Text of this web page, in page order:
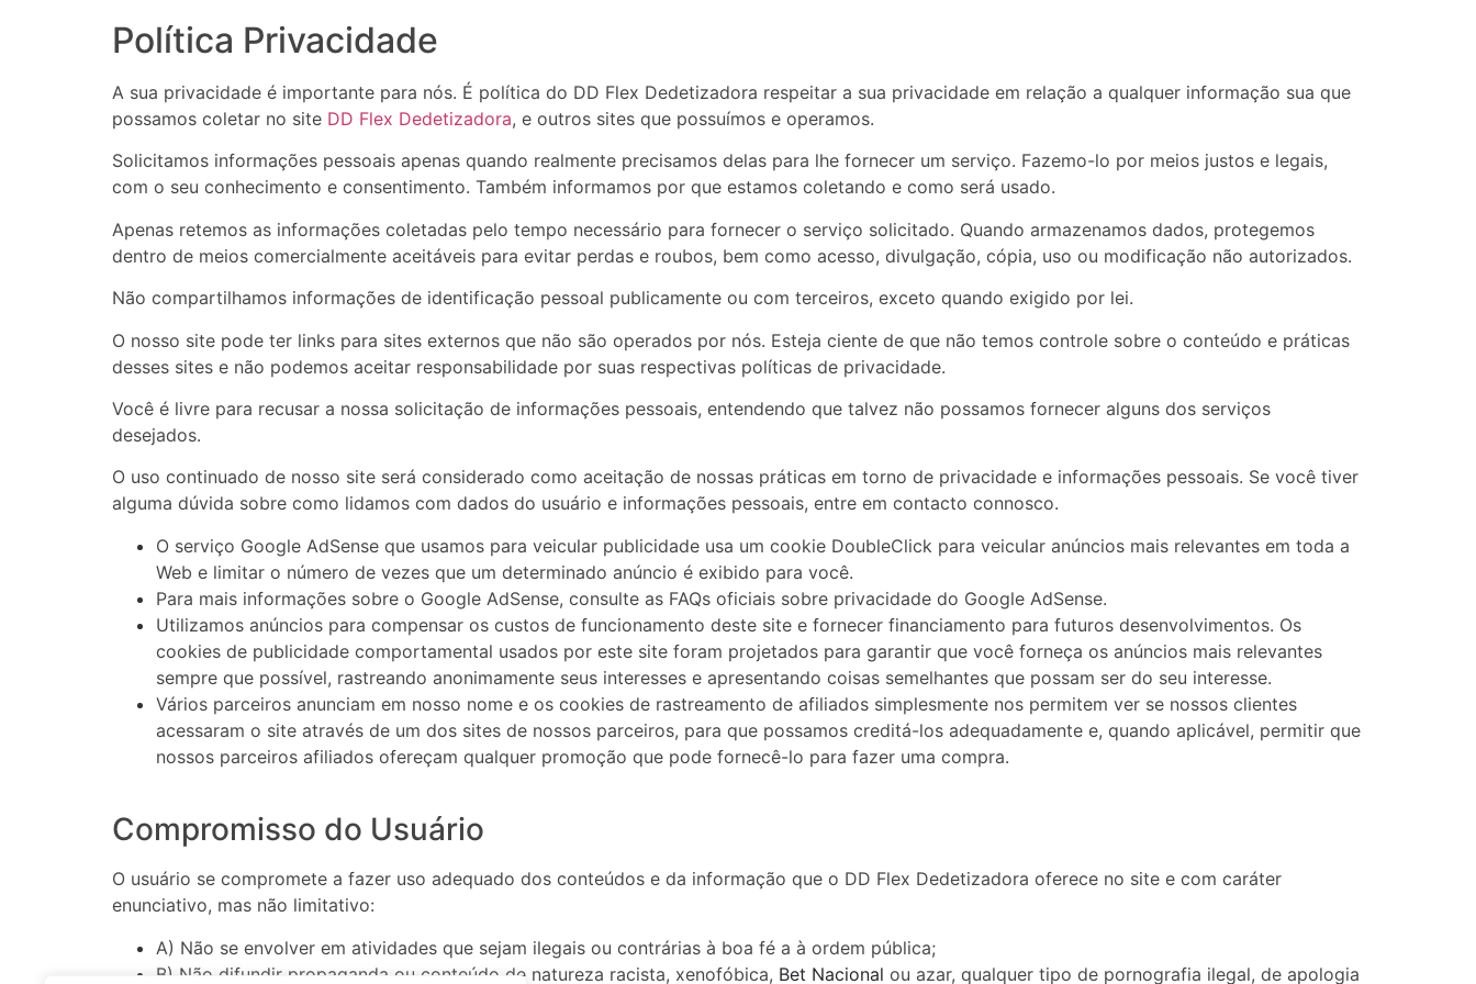
Política Privacidade
A sua privacidade é importante para nós. É política do DD Flex Dedetizadora respeitar a sua privacidade em relação a qualquer informação sua que
possamos coletar no site DD Flex Dedetizadora, e outros sites que possuímos e operamos.
Solicitamos informações pessoais apenas quando realmente precisamos delas para lhe fornecer um serviço. Fazemo-lo por meios justos e legais,
com o seu conhecimento e consentimento. Também informamos por que estamos coletando e como será usado.
Apenas retemos as informações coletadas pelo tempo necessário para fornecer o serviço solicitado. Quando armazenamos dados, protegemos
dentro de meios comercialmente aceitáveis ​​para evitar perdas e roubos, bem como acesso, divulgação, cópia, uso ou modificação não autorizados.
Não compartilhamos informações de identificação pessoal publicamente ou com terceiros, exceto quando exigido por lei.
O nosso site pode ter links para sites externos que não são operados por nós. Esteja ciente de que não temos controle sobre o conteúdo e práticas
desses sites e não podemos aceitar responsabilidade por suas respectivas políticas de privacidade.
Você é livre para recusar a nossa solicitação de informações pessoais, entendendo que talvez não possamos fornecer alguns dos serviços
desejados.
O uso continuado de nosso site será considerado como aceitação de nossas práticas em torno de privacidade e informações pessoais. Se você tiver
alguma dúvida sobre como lidamos com dados do usuário e informações pessoais, entre em contacto connosco.
O serviço Google AdSense que usamos para veicular publicidade usa um cookie DoubleClick para veicular anúncios mais relevantes em toda a
Web e limitar o número de vezes que um determinado anúncio é exibido para você.
Para mais informações sobre o Google AdSense, consulte as FAQs oficiais sobre privacidade do Google AdSense.
Utilizamos anúncios para compensar os custos de funcionamento deste site e fornecer financiamento para futuros desenvolvimentos. Os
cookies de publicidade comportamental usados ​​por este site foram projetados para garantir que você forneça os anúncios mais relevantes
sempre que possível, rastreando anonimamente seus interesses e apresentando coisas semelhantes que possam ser do seu interesse.
Vários parceiros anunciam em nosso nome e os cookies de rastreamento de afiliados simplesmente nos permitem ver se nossos clientes
acessaram o site através de um dos sites de nossos parceiros, para que possamos creditá-los adequadamente e, quando aplicável, permitir que
nossos parceiros afiliados ofereçam qualquer promoção que pode fornecê-lo para fazer uma compra.
Compromisso do Usuário
O usuário se compromete a fazer uso adequado dos conteúdos e da informação que o DD Flex Dedetizadora oferece no site e com caráter
enunciativo, mas não limitativo:
A) Não se envolver em atividades que sejam ilegais ou contrárias à boa fé a à ordem pública;
B) Não difundir propaganda ou conteúdo de natureza racista, xenofóbica, Bet Nacional ou azar, qualquer tipo de pornografia ilegal, de apologia